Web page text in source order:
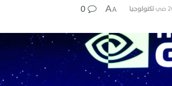
فيتكنولوجيا A
A